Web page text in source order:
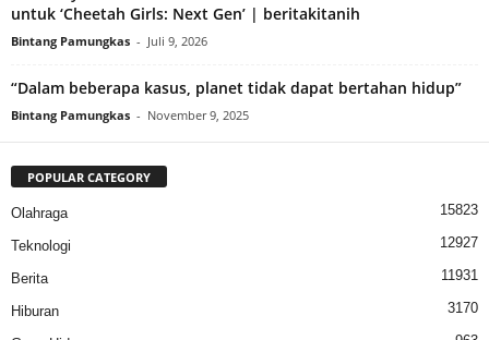
untuk ‘Cheetah Girls: Next Gen’ | beritakitanih
Bintang Pamungkas - Juli 9, 2026
“Dalam beberapa kasus, planet tidak dapat bertahan hidup”
Bintang Pamungkas - November 9, 2025
POPULAR CATEGORY
Olahraga 15823
Teknologi 12927
Berita 11931
Hiburan 3170